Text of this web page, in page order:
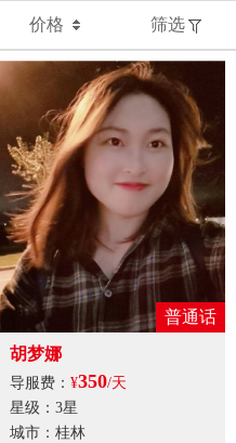
价格 筛选
普通话
胡梦娜
导服费： ¥350/天
星级：3星
城市：桂林